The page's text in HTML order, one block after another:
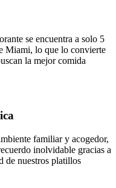
se encuentra a solo 5
Miami, lo que lo convierte
la mejor comida
familiar y acogedor,
inolvidable gracias a
de nuestros platillos